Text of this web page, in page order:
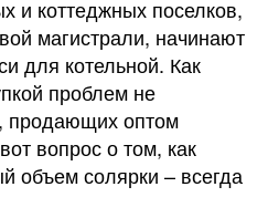
и коттеджных поселков,
магистрали, начинают
для котельной. Как
проблем не
продающих оптом
вопрос о том, как
объем солярки – всегда